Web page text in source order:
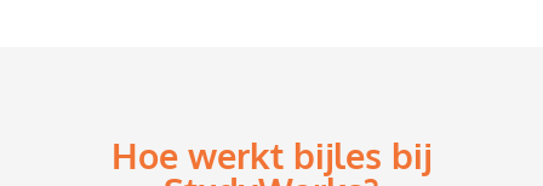
Hoe werkt bijles bij